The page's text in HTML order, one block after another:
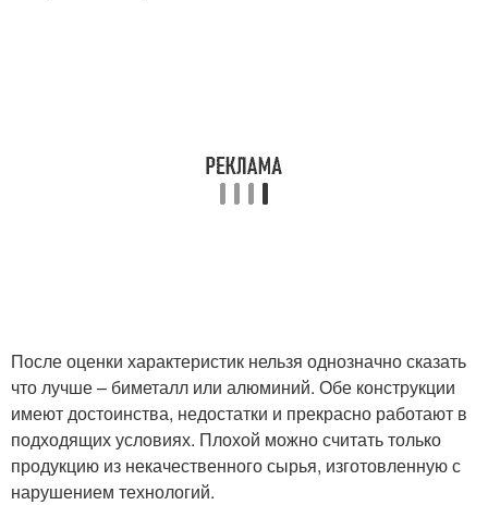
После оценки характеристик нельзя однозначно сказать
что лучше – биметалл или алюминий. Обе конструкции
имеют достоинства, недостатки и прекрасно работают в
подходящих условиях. Плохой можно считать только
продукцию из некачественного сырья, изготовленную с
нарушением технологий.